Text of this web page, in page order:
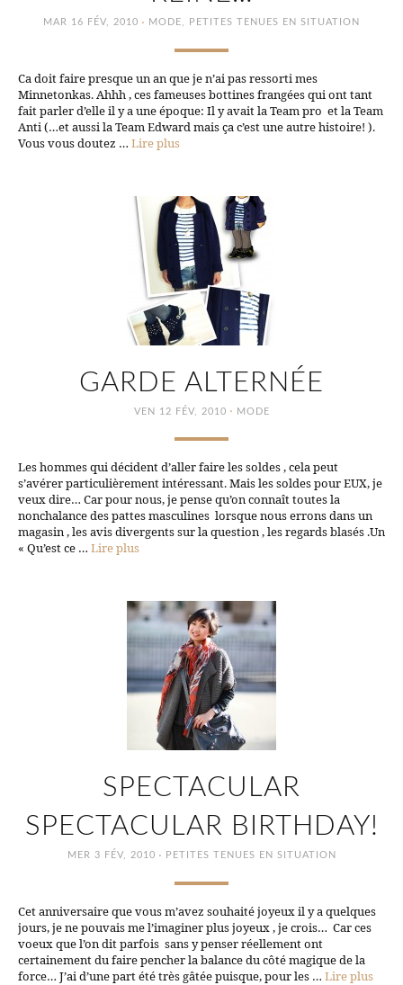
MAR 16 FÉV, 2010 · MODE, PETITES TENUES EN SITUATION
Ca doit faire presque un an que je n’ai pas ressorti mes
Minnetonkas. Ahhh , ces fameuses bottines frangées qui ont tant
fait parler d’elle il y a une époque: Il y avait la Team pro et la Team
Anti (…et aussi la Team Edward mais ça c’est une autre histoire! ).
Vous vous doutez … Lire plus
GARDE ALTERNÉE
VEN 12 FÉV, 2010 · MODE
Les hommes qui décident d’aller faire les soldes , cela peut
s’avérer particulièrement intéressant. Mais les soldes pour EUX, je
veux dire… Car pour nous, je pense qu’on connaît toutes la
nonchalance des pattes masculines lorsque nous errons dans un
magasin , les avis divergents sur la question , les regards blasés .Un
« Qu’est ce … Lire plus
SPECTACULAR
SPECTACULAR BIRTHDAY!
MER 3 FÉV, 2010 · PETITES TENUES EN SITUATION
Cet anniversaire que vous m’avez souhaité joyeux il y a quelques
jours, je ne pouvais me l’imaginer plus joyeux , je crois… Car ces
voeux que l’on dit parfois sans y penser réellement ont
certainement du faire pencher la balance du côté magique de la
force… J’ai d’une part été très gâtée puisque, pour les … Lire plus